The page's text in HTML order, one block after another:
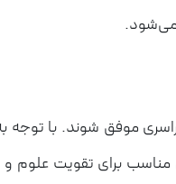
می‌شود.
موفق شوند. با توجه
مناسب برای تقویت علوم